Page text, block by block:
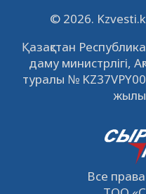
встречу с
ноября
21.11.2022
© 2026. Kzvesti.kz
Қазақстан
даму министрлігі,
туралы №
жылы
Все